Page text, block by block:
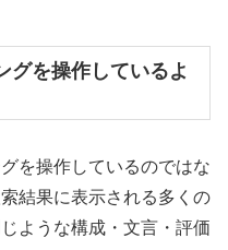
グを操作しているよ
を操作しているのではな
結果に表示される多くの
ような構成・文言・評価